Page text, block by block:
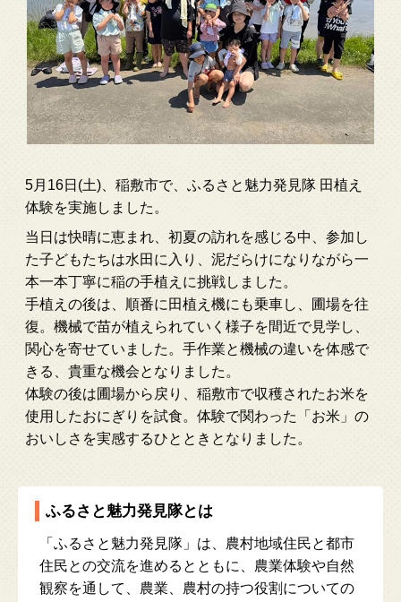
5月16日(土)、稲敷市で、ふるさと魅力発見隊 田植え
体験を実施しました。
当日は快晴に恵まれ、初夏の訪れを感じる中、参加し
た子どもたちは水田に入り、泥だらけになりながら一
本一本丁寧に稲の手植えに挑戦しました。
手植えの後は、順番に田植え機にも乗車し、圃場を往
復。機械で苗が植えられていく様子を間近で見学し、
関心を寄せていました。手作業と機械の違いを体感で
きる、貴重な機会となりました。
体験の後は圃場から戻り、稲敷市で収穫されたお米を
使用したおにぎりを試食。体験で関わった「お米」の
おいしさを実感するひとときとなりました。
ふるさと魅力発見隊とは
「ふるさと魅力発見隊」は、農村地域住民と都市
住民との交流を進めるとともに、農業体験や自然
観察を通して、農業、農村の持つ役割についての